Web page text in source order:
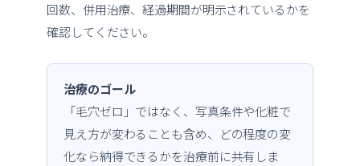
回数、併用治療、経過期間が明示されているかを
確認してください。
治療のゴール
「毛穴ゼロ」ではなく、写真条件や化粧で
見え方が変わることも含め、どの程度の変
化なら納得できるかを治療前に共有しま